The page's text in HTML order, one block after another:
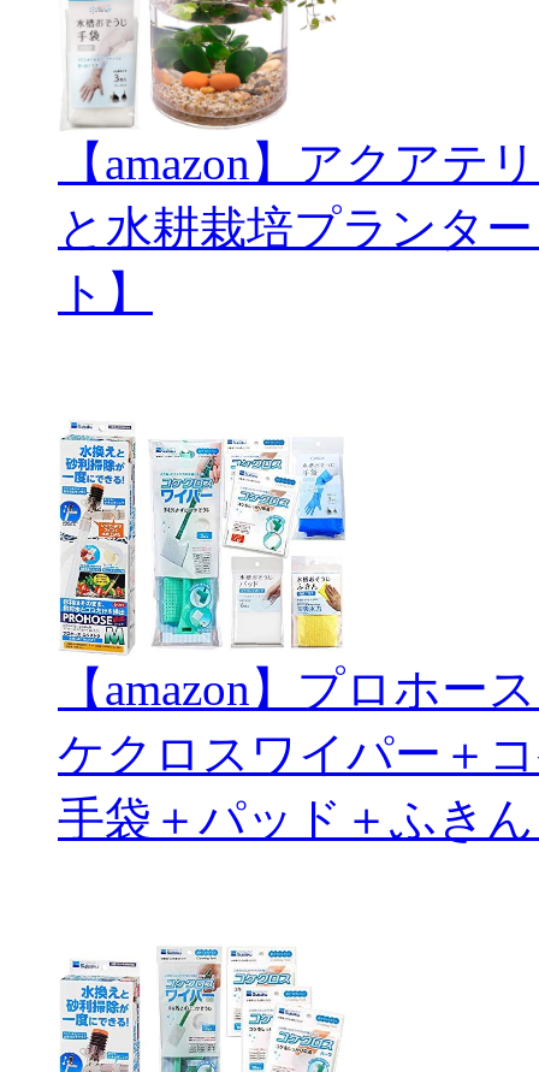
【amazon】アクアテ
と水耕栽培プランタ
ト】
【amazon】プロホ
ケクロスワイパー＋
手袋＋パッド＋ふき